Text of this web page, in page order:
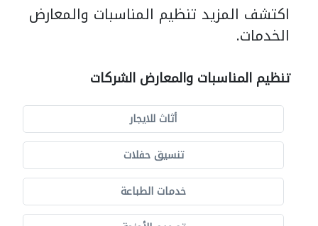
اكتشف المزيد تنظيم المناسبات والمعارض
الخدمات.
تنظيم المناسبات والمعارض الشركات
أثاث للايجار
تنسيق حفلات
خدمات الطباعة